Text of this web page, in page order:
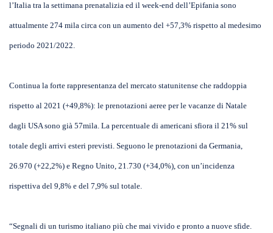
l’Italia tra la settimana prenatalizia ed il week-end dell’Epifania sono
attualmente 274 mila circa con un aumento del +57,3% rispetto al medesimo
periodo 2021/2022.
Continua la forte rappresentanza del mercato statunitense che raddoppia
rispetto al 2021 (+49,8%): le prenotazioni aeree per le vacanze di Natale
dagli USA sono già 57mila. La percentuale di americani sfiora il 21% sul
totale degli arrivi esteri previsti. Seguono le prenotazioni da Germania,
26.970 (+22,2%) e Regno Unito, 21.730 (+34,0%), con un’incidenza
rispettiva del 9,8% e del 7,9% sul totale.
“Segnali di un turismo italiano più che mai vivido e pronto a nuove sfide.